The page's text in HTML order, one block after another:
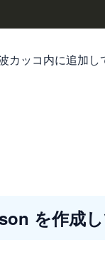
カッコ内に追加し
を作成